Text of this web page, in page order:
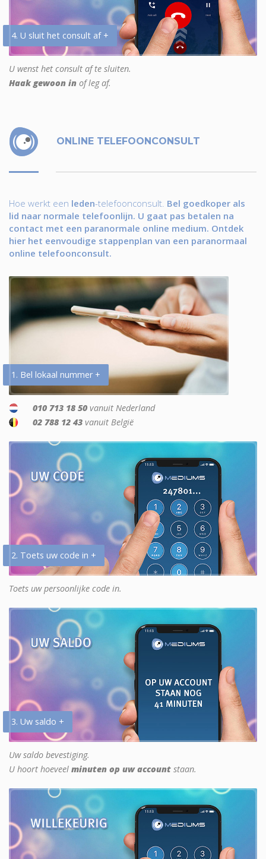
4. U sluit het consult af +
U wenst het consult af te sluiten.
Haak gewoon in of leg af.
ONLINE TELEFOONCONSULT
Hoe werkt een leden-telefoonconsult. Bel goedkoper als
lid naar normale telefoonlijn. U gaat pas betalen na
contact met een paranormale online medium. Ontdek
hier het eenvoudige stappenplan van een paranormaal
online telefoonconsult.
1. Bel lokaal nummer +
010 713 18 50 vanuit Nederland
02 788 12 43 vanuit België
2. Toets uw code in +
Toets uw persoonlijke code in.
3. Uw saldo +
Uw saldo bevestiging.
U hoort hoeveel minuten op uw account staan.